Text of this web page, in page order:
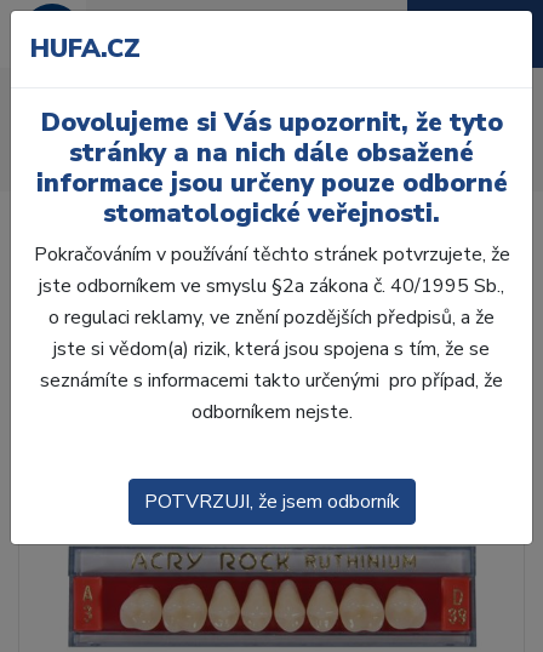
Úvod Zuby
AcryRock
AcryRock frontální H 6 ks S67, A2
HUFA.CZ
Dovolujeme si Vás upozornit, že tyto
stránky a na nich dále obsažené
informace jsou určeny pouze odborné
stomatologické veřejnosti.
Pokračováním v používání těchto stránek potvrzujete, že
jste odborníkem ve smyslu §2a zákona č. 40/1995 Sb.,
o regulaci reklamy, ve znění pozdějších předpisů, a že
jste si vědom(a) rizik, která jsou spojena s tím, že se
seznámíte s informacemi takto určenými pro případ, že
odborníkem nejste.
POTVRZUJI, že jsem odborník